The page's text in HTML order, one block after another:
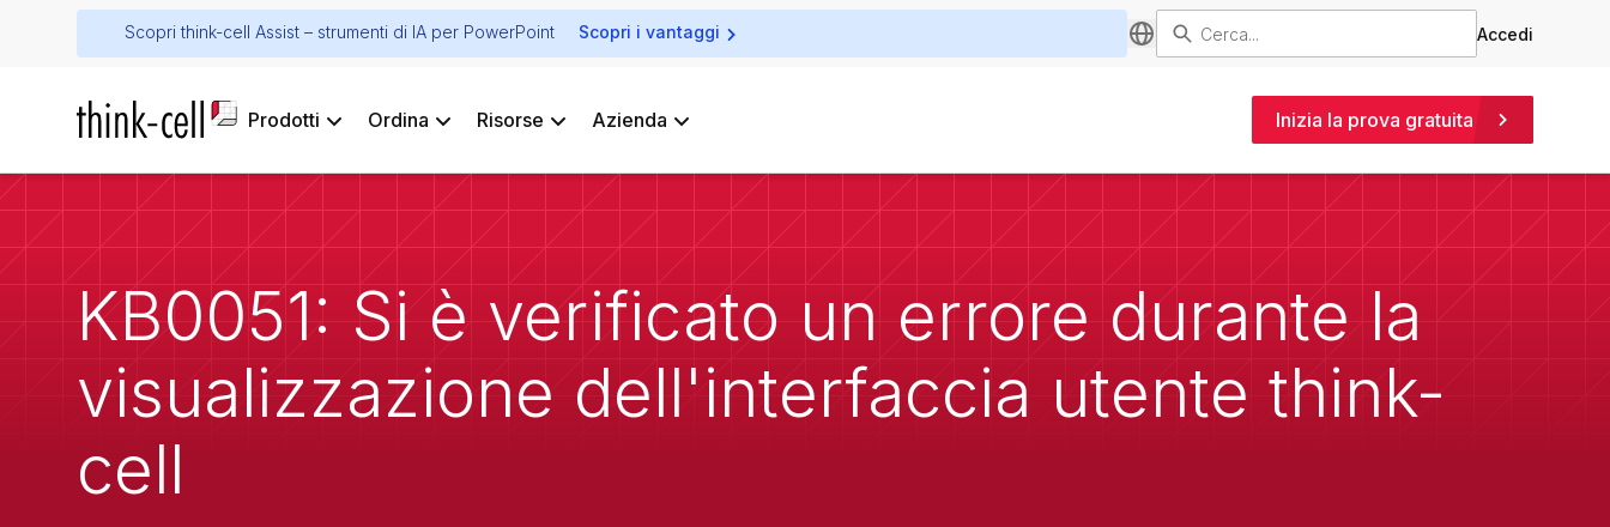
Scopri think-cell Assist – strumenti di IA per PowerPoint Scopri i vantaggi Accedi
Prodotti Ordina Risorse Azienda Inizia la prova gratuita
KB0051: Si è verificato un errore durante la
visualizzazione dell'interfaccia utente think-
cell